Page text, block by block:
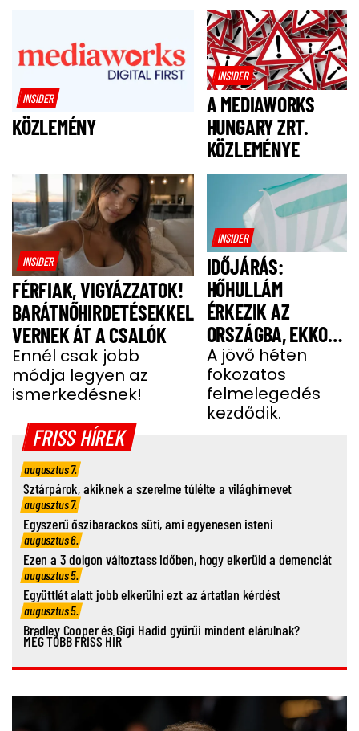
INSIDER
KÖZLEMÉNY
INSIDER
A MEDIAWORKS
HUNGARY ZRT.
KÖZLEMÉNYE
INSIDER
FÉRFIAK, VIGYÁZZATOK!
BARÁTNŐHIRDETÉSEKKEL
VERNEK ÁT A CSALÓK
Ennél csak jobb
módja legyen az
ismerkedésnek!
INSIDER
IDŐJÁRÁS:
HŐHULLÁM
ÉRKEZIK AZ
ORSZÁGBA, EKKOR
ÉR IDE
A jövő héten
fokozatos
felmelegedés
kezdődik.
FRISS HÍREK
augusztus 7.
Sztárpárok, akiknek a szerelme túlélte a világhírnevet
augusztus 7.
Egyszerű őszibarackos süti, ami egyenesen isteni
augusztus 6.
Ezen a 3 dolgon változtass időben, hogy elkerüld a demenciát
augusztus 5.
Együttlét alatt jobb elkerülni ezt az ártatlan kérdést
augusztus 5.
Bradley Cooper és Gigi Hadid gyűrűi mindent elárulnak?
MÉG TÖBB FRISS HÍR